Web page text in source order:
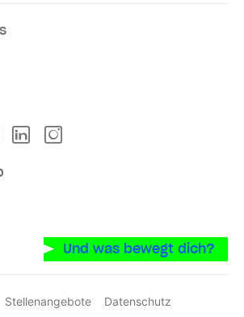
NewsletterLinkedln
App auf GooglePlay
Und was bewegt dich?
Stellenangebote
Datenschutz